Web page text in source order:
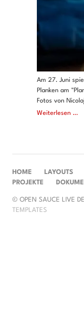
Am 27. Juni
Planken am
Fotos von
Weiterlesen …
NAVIGATION
ÜBERSPRINGEN
HOME LAYOUTS
PROJEKTE
© OPEN SAUCE LIVE
TEMPLATES